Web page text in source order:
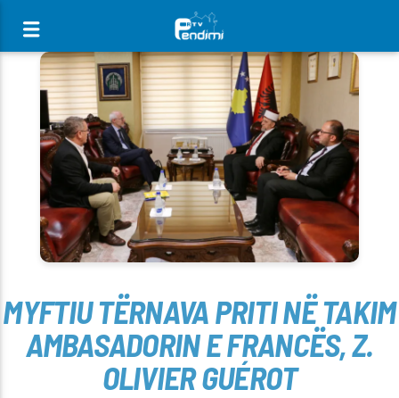
[There are no radio stations in the database]
MYFTIU TËRNAVA PRITI NË TAKIM
AMBASADORIN E FRANCËS, Z.
OLIVIER GUÉROT